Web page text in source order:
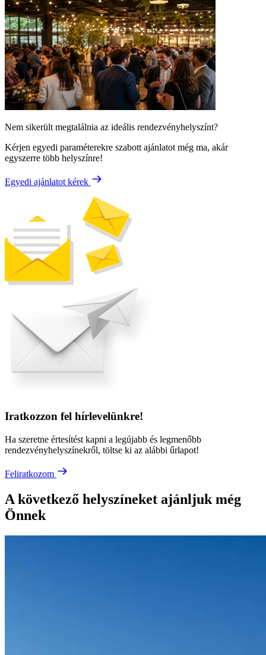
Nem sikerült megtalálnia az ideális rendezvényhelyszínt?
Kérjen egyedi paraméterekre szabott ajánlatot még ma, akár
egyszerre több helyszínre!
Egyedi ajánlatot kérek
Iratkozzon fel hírlevelünkre!
Ha szeretne értesítést kapni a legújabb és legmenőbb
rendezvényhelyszínekről, töltse ki az alábbi űrlapot!
Feliratkozom
A következő helyszíneket ajánljuk még
Önnek